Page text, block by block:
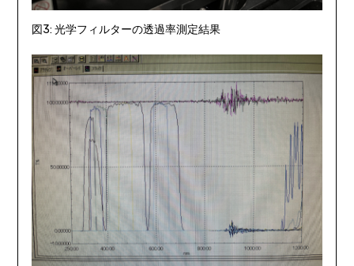
図3: 光学フィルターの透過率測定結果